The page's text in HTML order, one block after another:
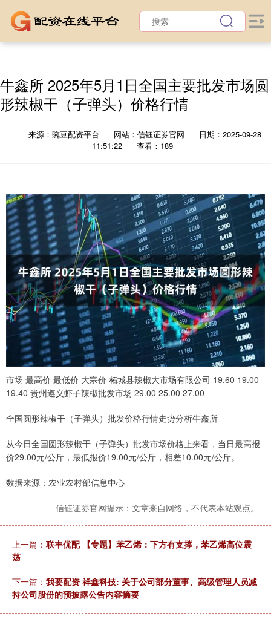
牛鑫所 2025年5月1日全国主要批发市场圆
形辣椒干（子弹头）价格行情
来源：豌豆配资平台 网站：信钰证券官网
日期：2025-09-28
11:51:22
查看：189
市场 最高价 最低价 大宗价 柘城县辣椒大市场有限公司 19.60 19.00
19.40 贵州遵义虾子辣椒批发市场 29.00 25.00 27.00
全国圆形辣椒干（子弹头）批发价格行情走势分析牛鑫所
从今日全国圆形辣椒干（子弹头）批发市场价格上来看，当日最高报
价29.00元/公斤，最低报价19.00元/公斤，相差10.00元/公斤。
数据来源：农业农村部信息中心
信钰证券官网提示：文章来自网络，不代表本站观点。
上一篇： 联丰优配 【专题】苯乙烯：下方有支撑，苯乙烯高位震
荡
下一篇： 我要配资 祥鑫科技: 关于公司部分董事、高级管理人员减
持公司股份的预披露公告内容摘要